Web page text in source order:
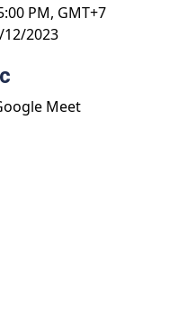
PM, GMT+7
2023
Meet